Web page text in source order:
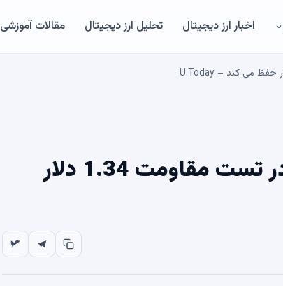
اخبار ارز دیجیتال تحلیل ارز دیجیتال مقالات آموزشی
XRP عدم تعادل نقدینگی 1.237٪ را در تست مقاومت 1.34 دلار